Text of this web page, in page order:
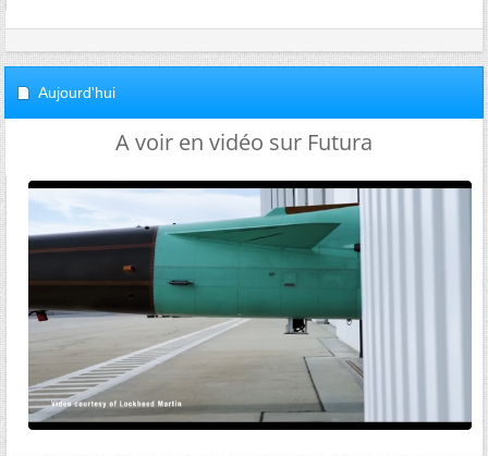
Aujourd'hui
A voir en vidéo sur Futura